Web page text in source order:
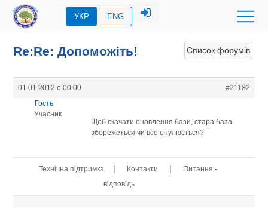
УКР ENG
Список форумів
Re:Re: Допоможіть!
01.01.2012 о 00:00
#21182
Гость
Учасник
Щоб скачати оновлення бази, стара база
збережеться чи все онулюється?
Технічна підтримка | Контакти |
Питання -
відповідь